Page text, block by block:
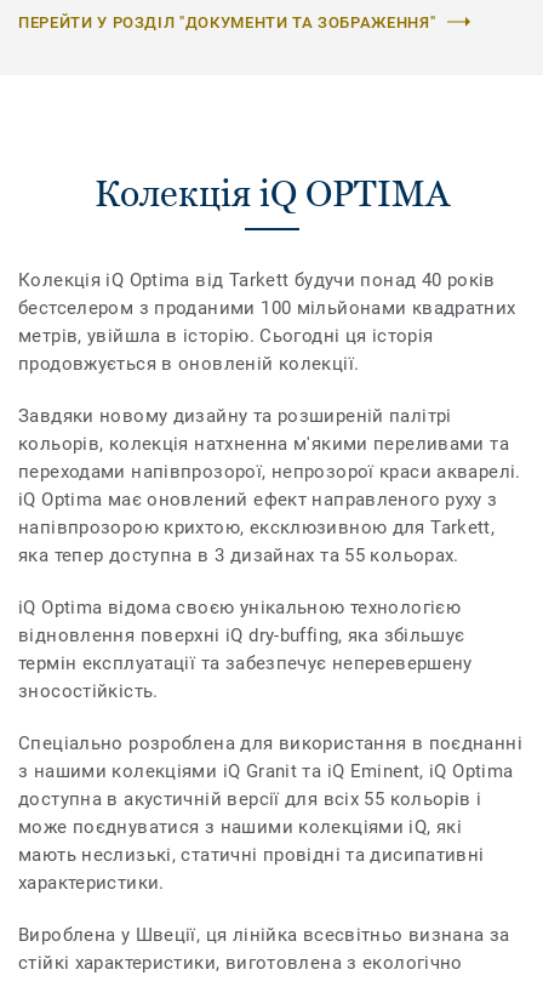
ПЕРЕЙТИ У РОЗДІЛ "ДОКУМЕНТИ ТА ЗОБРАЖЕННЯ"
Колекція iQ OPTIMA
Колекція iQ Optima від Tarkett будучи понад 40 років
бестселером з проданими 100 мільйонами квадратних
метрів, увійшла в історію. Сьогодні ця історія
продовжується в оновленій колекції.
Завдяки новому дизайну та розширеній палітрі
кольорів, колекція натхненна м'якими переливами та
переходами напівпрозорої, непрозорої краси акварелі.
iQ Optima має оновлений ефект направленого руху з
напівпрозорою крихтою, ексклюзивною для Tarkett,
яка тепер доступна в 3 дизайнах та 55 кольорах.
iQ Optima відома своєю унікальною технологією
відновлення поверхні iQ dry-buffing, яка збільшує
термін експлуатації та забезпечує неперевершену
зносостійкість.
Спеціально розроблена для використання в поєднанні
з нашими колекціями iQ Granit та iQ Eminent, iQ Optima
доступна в акустичній версії для всіх 55 кольорів і
може поєднуватися з нашими колекціями iQ, які
мають неслизькі, статичні провідні та дисипативні
характеристики.
Вироблена у Швеції, ця лінійка всесвітньо визнана за
стійкі характеристики, виготовлена з екологічно